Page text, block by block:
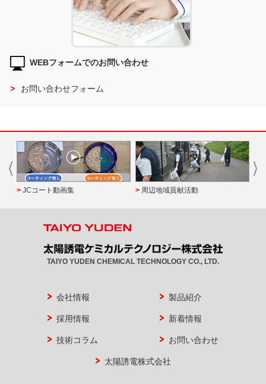
WEBフォームでのお問い合わせ
お問い合わせフォーム
JCコート動画集 周辺地域貢献活動
TAIYO YUDEN CHEMICAL TECHNOLOGY CO., LTD.
会社情報 製品紹介
採用情報 新着情報
技術コラム お問い合わせ
太陽誘電株式会社